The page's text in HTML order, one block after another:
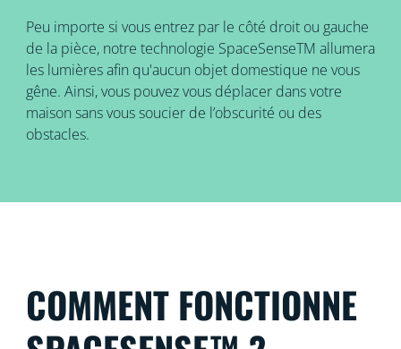
Peu importe si vous entrez par le côté droit ou gauche
de la pièce, notre technologie SpaceSenseTM allumera
les lumières afin qu'aucun objet domestique ne vous
gêne. Ainsi, vous pouvez vous déplacer dans votre
maison sans vous soucier de l’obscurité ou des
obstacles.
COMMENT FONCTIONNE